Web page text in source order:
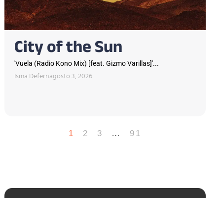
City of the Sun
'Vuela (Radio Kono Mix) [feat. Gizmo Varillas]'...
Isma Defernagosto 3, 2026
1 2 3 … 91